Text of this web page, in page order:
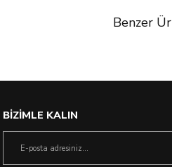
Benzer
BİZİMLE KALIN